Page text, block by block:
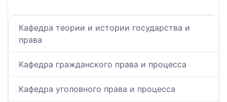
Кафедра теории и истории государства и
права
Кафедра гражданского права и процесса
Кафедра уголовного права и процесса